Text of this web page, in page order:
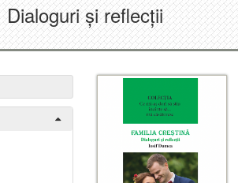
și reflecții